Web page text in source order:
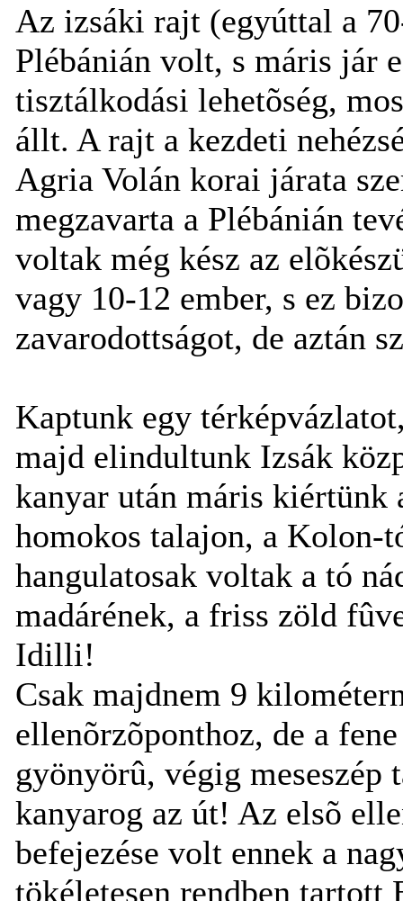
Az izsáki rajt (egyúttal a
Plébánián volt, s máris jár
tisztálkodási lehetõség,
állt. A rajt a kezdeti
Agria Volán korai járata
megzavarta a Plébánián
voltak még kész az
vagy 10-12 ember, s ez
zavarodottságot, de aztán
Kaptunk egy
majd elindultunk Izsák
kanyar után máris kiértünk
homokos talajon, a Kolon-
hangulatosak voltak a tó
madárének, a friss zöld
Idilli!
Csak majdnem 9
ellenõrzõponthoz, de a
gyönyörû, végig meseszép
kanyarog az út! Az elsõ
befejezése volt ennek a
tökéletesen rendben tartott